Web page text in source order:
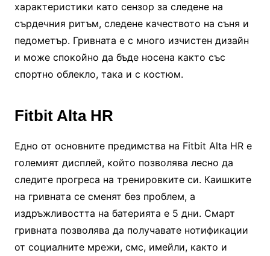
характеристики като сензор за следене на
сърдечния ритъм, следене качеството на съня и
педометър. Гривната е с много изчистен дизайн
и може спокойно да бъде носена както със
спортно облекло, така и с костюм.
Fitbit Alta HR
Едно от основните предимства на Fitbit Alta HR е
големият дисплей, който позволява лесно да
следите прогреса на тренировките си. Каишките
на гривната се сменят без проблем, а
издръжливостта на батерията е 5 дни. Смарт
гривната позволява да получавате нотификации
от социалните мрежи, смс, имейли, както и